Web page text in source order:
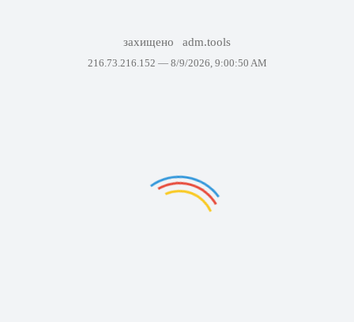
захищено adm.tools
216.73.216.152 — 8/9/2026, 9:00:50 AM